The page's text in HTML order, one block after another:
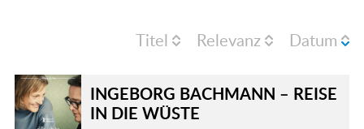
Titel Relevanz Datum
INGEBORG BACHMANN – REISE
IN DIE WÜSTE